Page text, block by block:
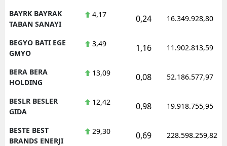
BAYRK BAYRAK
TABAN SANAYI
4,17 0,24 16.349.928,80
BEGYO BATI EGE
GMYO
3,49 1,16 11.902.813,59
BERA BERA
HOLDING
13,09 0,08 52.186.577,97
BESLR BESLER
GIDA
12,42 0,98 19.918.755,95
BESTE BEST
BRANDS ENERJI
29,30 0,69 228.598.259,82